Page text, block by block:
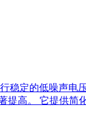
稳定的低噪声
提高。 它提供简